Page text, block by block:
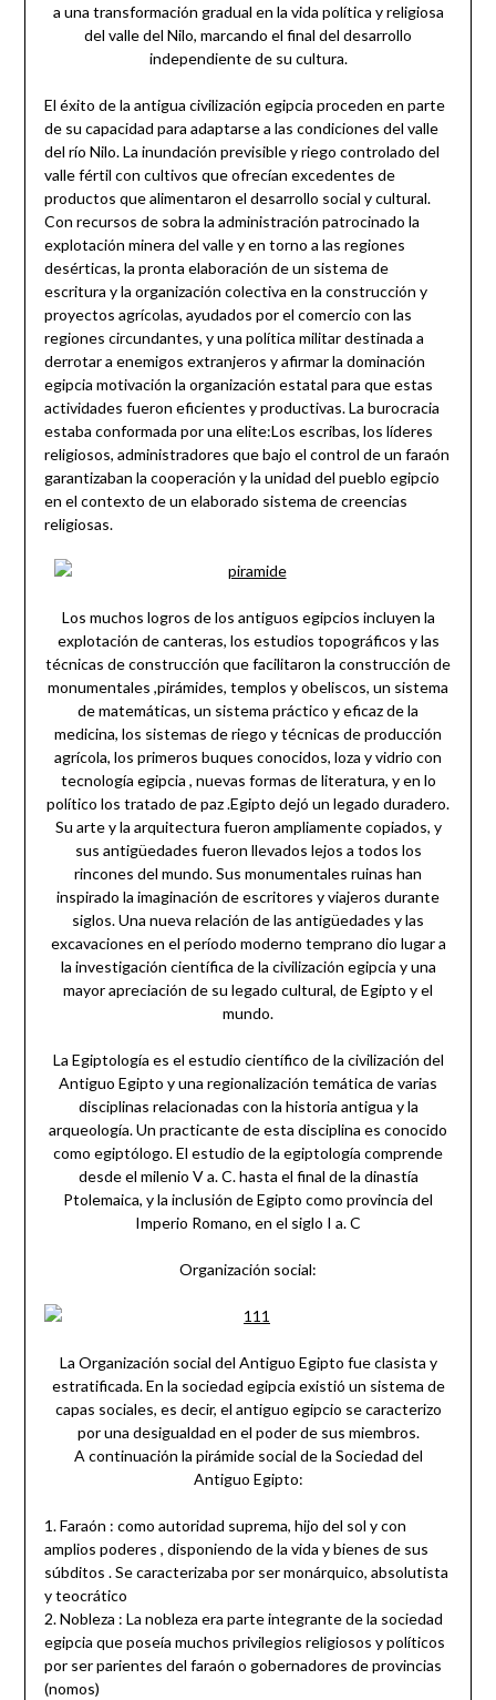
a una transformación gradual en la vida política y religiosa
del valle del Nilo, marcando el final del desarrollo
independiente de su cultura.
El éxito de la antigua civilización egipcia proceden en parte
de su capacidad para adaptarse a las condiciones del valle
del río Nilo. La inundación previsible y riego controlado del
valle fértil con cultivos que ofrecían excedentes de
productos que alimentaron el desarrollo social y cultural.
Con recursos de sobra la administración patrocinado la
explotación minera del valle y en torno a las regiones
desérticas, la pronta elaboración de un sistema de
escritura y la organización colectiva en la construcción y
proyectos agrícolas, ayudados por el comercio con las
regiones circundantes, y una política militar destinada a
derrotar a enemigos extranjeros y afirmar la dominación
egipcia motivación la organización estatal para que estas
actividades fueron eficientes y productivas. La burocracia
estaba conformada por una elite:Los escribas, los líderes
religiosos, administradores que bajo el control de un faraón
garantizaban la cooperación y la unidad del pueblo egipcio
en el contexto de un elaborado sistema de creencias
religiosas.
Los muchos logros de los antiguos egipcios incluyen la
explotación de canteras, los estudios topográficos y las
técnicas de construcción que facilitaron la construcción de
monumentales ,pirámides, templos y obeliscos, un sistema
de matemáticas, un sistema práctico y eficaz de la
medicina, los sistemas de riego y técnicas de producción
agrícola, los primeros buques conocidos, loza y vidrio con
tecnología egipcia , nuevas formas de literatura, y en lo
político los tratado de paz .Egipto dejó un legado duradero.
Su arte y la arquitectura fueron ampliamente copiados, y
sus antigüedades fueron llevados lejos a todos los
rincones del mundo. Sus monumentales ruinas han
inspirado la imaginación de escritores y viajeros durante
siglos. Una nueva relación de las antigüedades y las
excavaciones en el período moderno temprano dio lugar a
la investigación científica de la civilización egipcia y una
mayor apreciación de su legado cultural, de Egipto y el
mundo.
La Egiptología es el estudio científico de la civilización del
Antiguo Egipto y una regionalización temática de varias
disciplinas relacionadas con la historia antigua y la
arqueología. Un practicante de esta disciplina es conocido
como egiptólogo. El estudio de la egiptología comprende
desde el milenio V a. C. hasta el final de la dinastía
Ptolemaica, y la inclusión de Egipto como provincia del
Imperio Romano, en el siglo I a. C
Organización social:
La Organización social del Antiguo Egipto fue clasista y
estratificada. En la sociedad egipcia existió un sistema de
capas sociales, es decir, el antiguo egipcio se caracterizo
por una desigualdad en el poder de sus miembros.
A continuación la pirámide social de la Sociedad del
Antiguo Egipto:
1. Faraón : como autoridad suprema, hijo del sol y con
amplios poderes , disponiendo de la vida y bienes de sus
súbditos . Se caracterizaba por ser monárquico, absolutista
y teocrático
2. Nobleza : La nobleza era parte integrante de la sociedad
egipcia que poseía muchos privilegios religiosos y políticos
por ser parientes del faraón o gobernadores de provincias
(nomos)